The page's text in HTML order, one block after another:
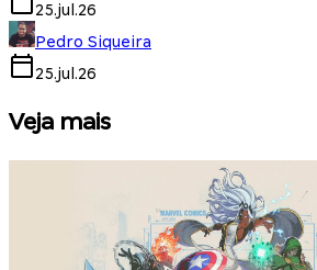
25.jul.26
Pedro Siqueira
25.jul.26
Veja mais